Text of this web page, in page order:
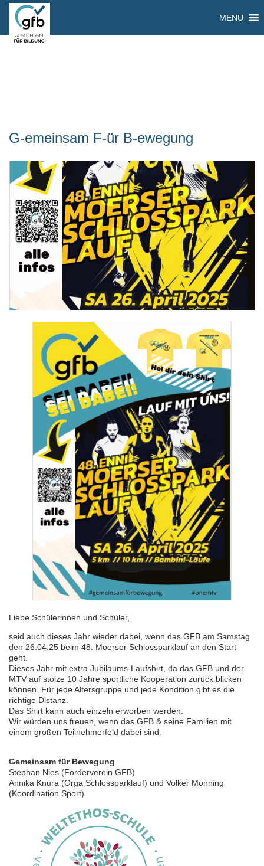
MENU
G-emeinsam F-ür B-ewegung
Liebe Schülerinnen und Schüler,
seid auch dieses Jahr wieder dabei, wenn das GFB am Samstag
den 26.04.25 beim 48. Moerser Schlossparklauf an den Start
geht.
Dieses Jahr mit extra Jubiläums-Laufshirt, da das GFB und der
MTV auf stolze 10 Jahre sportliche Kooperation zurück blicken
können. Für jede Altersgruppe und jede Kondition gibt es die
richtige Distanz.
Das Shirt kann auch einzeln erworben werden.
Wir würden uns freuen, wenn das GFB & seine Familien mit
einem großen Teilnehmerfeld dabei sind.
Gemeinsam für Bewegung
Stephan Nies (Förderverein GFB)
Annika Knura (Orga Schlossparklauf) und Volker Monning
(Koordination Sport)